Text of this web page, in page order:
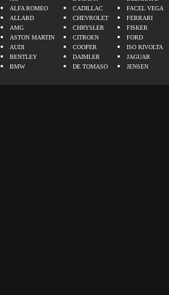
ALFA ROMEO
ALLARD
AMG
ASTON MARTIN
AUDI
BENTLEY
BMW
CADILLAC
CHEVROLET
CHRYSLER
CITROEN
COOPER
DAIMLER
DE TOMASO
FACEL VEGA
FERRARI
FISKER
FORD
ISO RIVOLTA
JAGUAR
JENSEN